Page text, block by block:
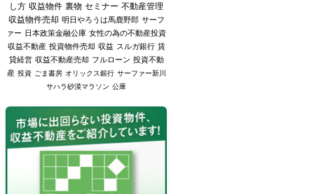
し方 収益物件 裏物 セミナー 不動産管理
収益物件売却 明日やろうは馬鹿野郎 サーフ
ァー 日本政策金融公庫 女性の為の不動産投資
収益不動産 投資物件売却 収益 スルガ銀行 賃
貸経営 収益不動産売却 フルローン 投資不動
産 投資 ごま書房 オリックス銀行 サーファー新川
サハラ砂漠マラソン 公庫